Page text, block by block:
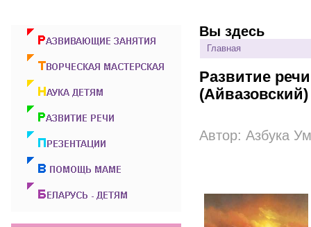
Вы здесь
Главная
Развитие
(Айвазовский)
Автор: Азбука